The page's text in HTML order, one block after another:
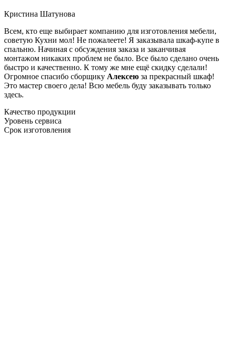
Кристина Шатунова
Всем, кто еще выбирает компанию для изготовления мебели,
советую Кухни мол! Не пожалеете! Я заказывала шкаф-купе в
спальню. Начиная с обсуждения заказа и заканчивая
монтажом никаких проблем не было. Все было сделано очень
быстро и качественно. К тому же мне ещё скидку сделали!
Огромное спасибо сборщику Алексею за прекрасный шкаф!
Это мастер своего дела! Всю мебель буду заказывать только
здесь.
Качество продукции
Уровень сервиса
Срок изготовления